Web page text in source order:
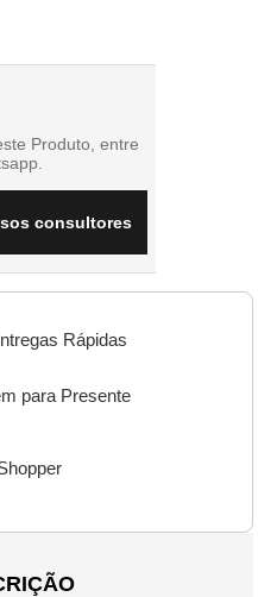
Produto, entre
consultores
Rápidas
para Presente